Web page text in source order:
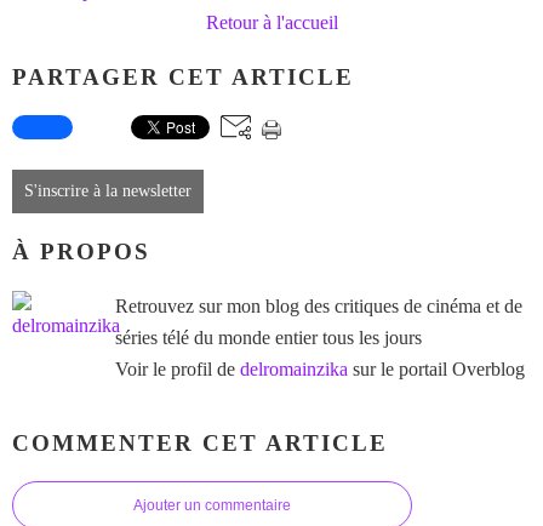
Retour à l'accueil
PARTAGER CET ARTICLE
S'inscrire à la newsletter
À PROPOS
Retrouvez sur mon blog des critiques de cinéma et de
séries télé du monde entier tous les jours
Voir le profil de delromainzika sur le portail Overblog
COMMENTER CET ARTICLE
Ajouter un commentaire